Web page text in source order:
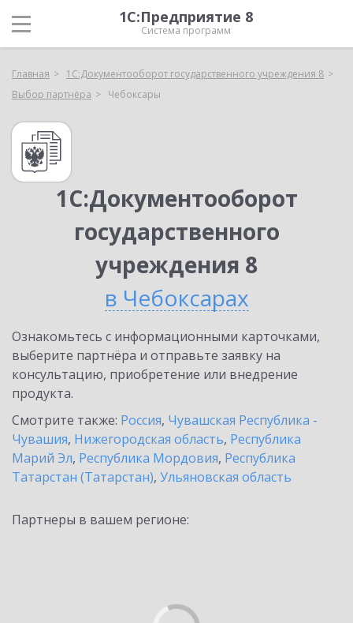
1С:Предприятие 8
Система программ
Главная
1С:Документооборот государственного учреждения 8
Выбор партнёра
Чебоксары
1С:Документооборот
государственного
учреждения 8
в Чебоксарах
Ознакомьтесь с информационными карточками,
выберите партнёра и отправьте заявку на
консультацию, приобретение или внедрение
продукта.
Смотрите также: Россия, Чувашская Республика -
Чувашия, Нижегородская область, Республика
Марий Эл, Республика Мордовия, Республика
Татарстан (Татарстан), Ульяновская область
Партнеры в вашем регионе: